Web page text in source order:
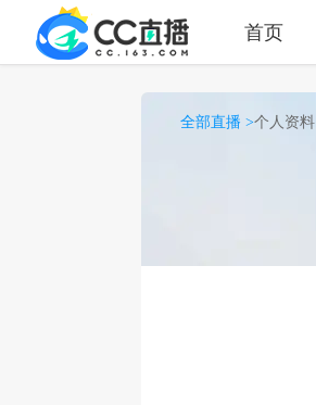
首页
全部直播 >个人资料